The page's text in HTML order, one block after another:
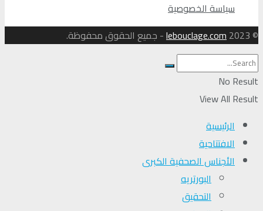
سياسة الخصوصية
© 2023
lebouclage.com- جميع الحقوق محفوظة.
No Result
View All Result
الرئيسية
الافتتاحية
الأجناس الصحفية الكبرى
البورتريه
التحقیق